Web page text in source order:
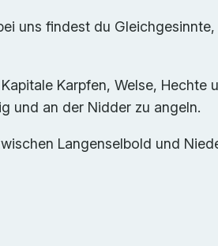
uns findest du
Karpfen, Welse, Hechte
und an der Nidder zu angeln.
Langenselbold und